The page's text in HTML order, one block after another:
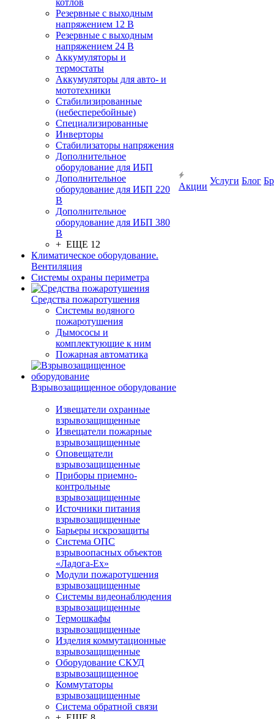
котлов
Резервные с выходным
напряжением 12 В
Резервные с выходным
напряжением 24 В
Аккумуляторы и
термостаты
Аккумуляторы для авто- и
мототехники
Стабилизированные
(небесперебойные)
Специализированные
Инверторы
Стабилизаторы напряжения
Дополнительное
оборудование для ИБП
Дополнительное
оборудование для ИБП 220
В
Дополнительное
оборудование для ИБП 380
В
+ ЕЩЕ 12
Климатическое оборудование.
Вентиляция
Системы охраны периметра
Средства пожаротушения
Системы водяного
пожаротушения
Дымососы и
комплектующие к ним
Пожарная автоматика
Взрывозащищенное оборудование
Извещатели охранные
взрывозащищенные
Извещатели пожарные
взрывозащищенные
Оповещатели
взрывозащищенные
Приборы приемно-
контрольные
взрывозащищенные
Источники питания
взрывозащищенные
Барьеры искрозащиты
Система ОПС
взрывоопасных объектов
«Ладога-Ex»
Модули пожаротушения
взрывозащищенные
Системы видеонаблюдения
взрывозащищенные
Термошкафы
взрывозащищенные
Изделия коммутационные
взрывозащищенные
Оборудование СКУД
взрывозащищенное
Коммутаторы
взрывозащищенные
Система обратной связи
Акции
Услуги Блог